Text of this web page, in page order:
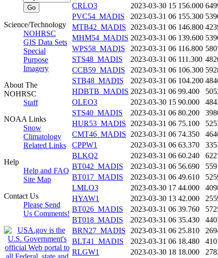
Science/Technology
NOHRSC
GIS Data Sets
Special
Purpose
Imagery
About The
NOHRSC
Staff
NOAA Links
Snow
Climatology
Related Links
Help
Help and FAQ
Site Map
Contact Us
Please Send
Us Comments!
CRLO3
2023-03-30 15 156.000
PVC54_MADIS
2023-03-31 06 155.300
MTB42_MADIS 2023-03-31 06 146.800
MHM54_MADIS 2023-03-31 06 139.600
WPS58_MADIS
2023-03-31 06 116.800
STS48_MADIS
2023-03-31 06 111.300
CCB59_MADIS
2023-03-31 06 106.300
STB48_MADIS
2023-03-31 06 104.200
HDBTB_MADIS 2023-03-31 06 99.400
OLEO3
2023-03-30 15 90.000
STS40_MADIS
2023-03-31 06 80.200
HUR53_MADIS 2023-03-31 06 75.100
CMT46_MADIS 2023-03-31 06 74.350
CPPW1
2023-03-31 06 63.370
BLKQ2
2023-03-31 06 60.240
BT042_MADIS
2023-03-31 06 56.690
BT017_MADIS
2023-03-31 06 49.610
LMLO3
2023-03-30 17 44.000
HYAW1
2023-03-30 13 42.000
BT026_MADIS
2023-03-31 06 39.760
BT018_MADIS
2023-03-31 06 35.430
BRN27_MADIS
2023-03-31 06 25.810
BLT41_MADIS
2023-03-31 06 18.480
RLGW1
2023-03-30 18 18.000